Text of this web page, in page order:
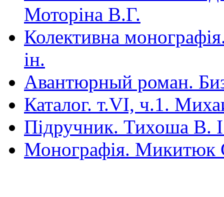
Моторіна В.Г.
Колективна
ін.
Авантюрный роман.
Каталог. т.VI, ч.1.
Під­ручник. Тихоша В.
Монографія. Микитюк